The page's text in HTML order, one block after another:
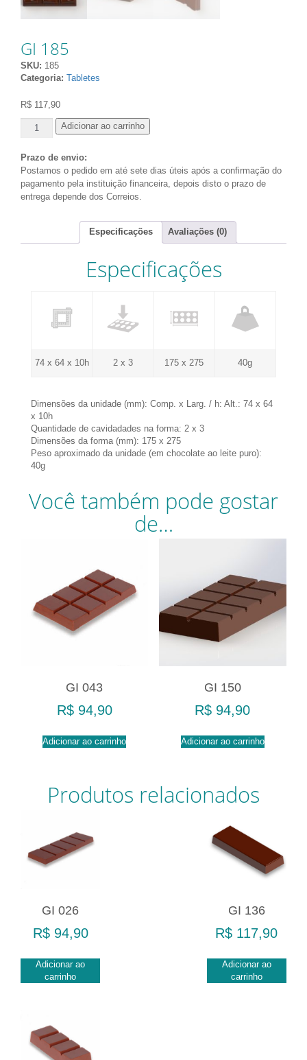
GI 185
SKU: 185
Categoria: Tabletes
R$ 117,90
Adicionar ao carrinho
Prazo de envio:
Postamos o pedido em até sete dias úteis após a confirmação do
pagamento pela instituição financeira, depois disto o prazo de
entrega depende dos Correios.
Especificações Avaliações (0)
Especificações
74 x 64 x 10h 2 x 3 175 x 275 40g
Dimensões da unidade (mm): Comp. x Larg. / h: Alt.: 74 x 64
x 10h
Quantidade de cavidadades na forma: 2 x 3
Dimensões da forma (mm): 175 x 275
Peso aproximado da unidade (em chocolate ao leite puro):
40g
Você também pode gostar
de…
GI 043
R$94,90
Adicionar ao carrinho
GI 150
R$ 94,90
Adicionar ao carrinho
Produtos relacionados
GI 026
R$94,90
Adicionar ao
carrinho
GI 136
R$ 117,90
Adicionar ao
carrinho